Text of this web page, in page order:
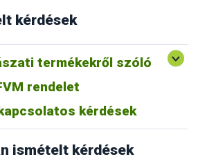
kérdések
termékekről szóló
rendelet
kérdések
ismételt kérdések